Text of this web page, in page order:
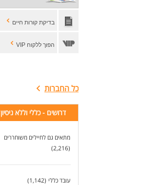
בדיקת קורות חיים
הפוך ללקוח VIP
כל החברות
דרושים - כללי וללא ניסיון
מתאים גם לחיילים משוחררים
(2,216)
עובד כללי (1,142)